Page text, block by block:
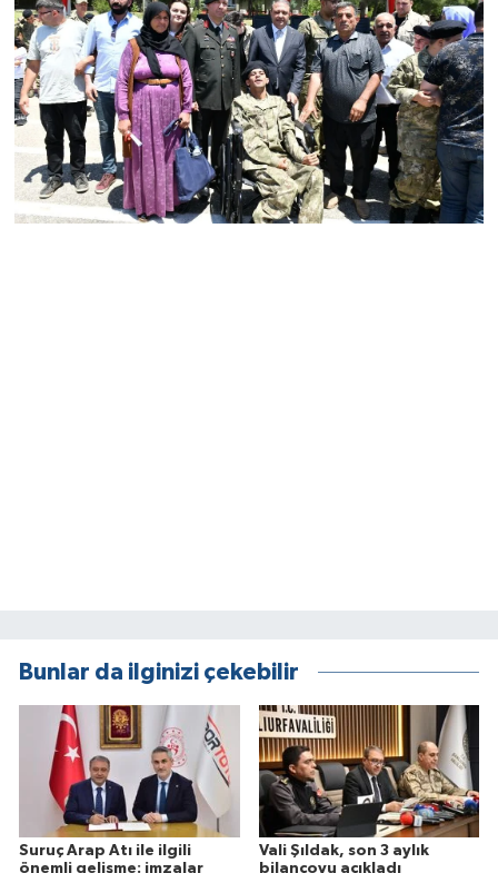
Bunlar da ilginizi çekebilir
Suruç Arap Atı ile ilgili
önemli gelişme: imzalar
Vali Şıldak, son 3 aylık
bilançoyu açıkladı